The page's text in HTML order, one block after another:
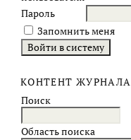
Пароль
Запомнить меня
КОНТЕНТ ЖУРНАЛА
Поиск
Область поиска